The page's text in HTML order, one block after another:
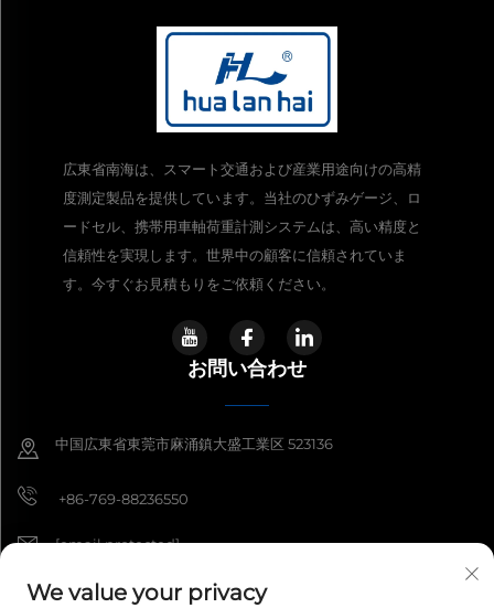
広東省南海は、スマート交通および産業用途向けの高精
度測定製品を提供しています。当社のひずみゲージ、ロ
ードセル、携帯用車軸荷重計測システムは、高い精度と
信頼性を実現します。世界中の顧客に信頼されていま
す。今すぐお見積もりをご依頼ください。
お問い合わせ
中国広東省東莞市麻涌鎮大盛工業区 523136
+86-769-88236550
[email protected]
We value your privacy